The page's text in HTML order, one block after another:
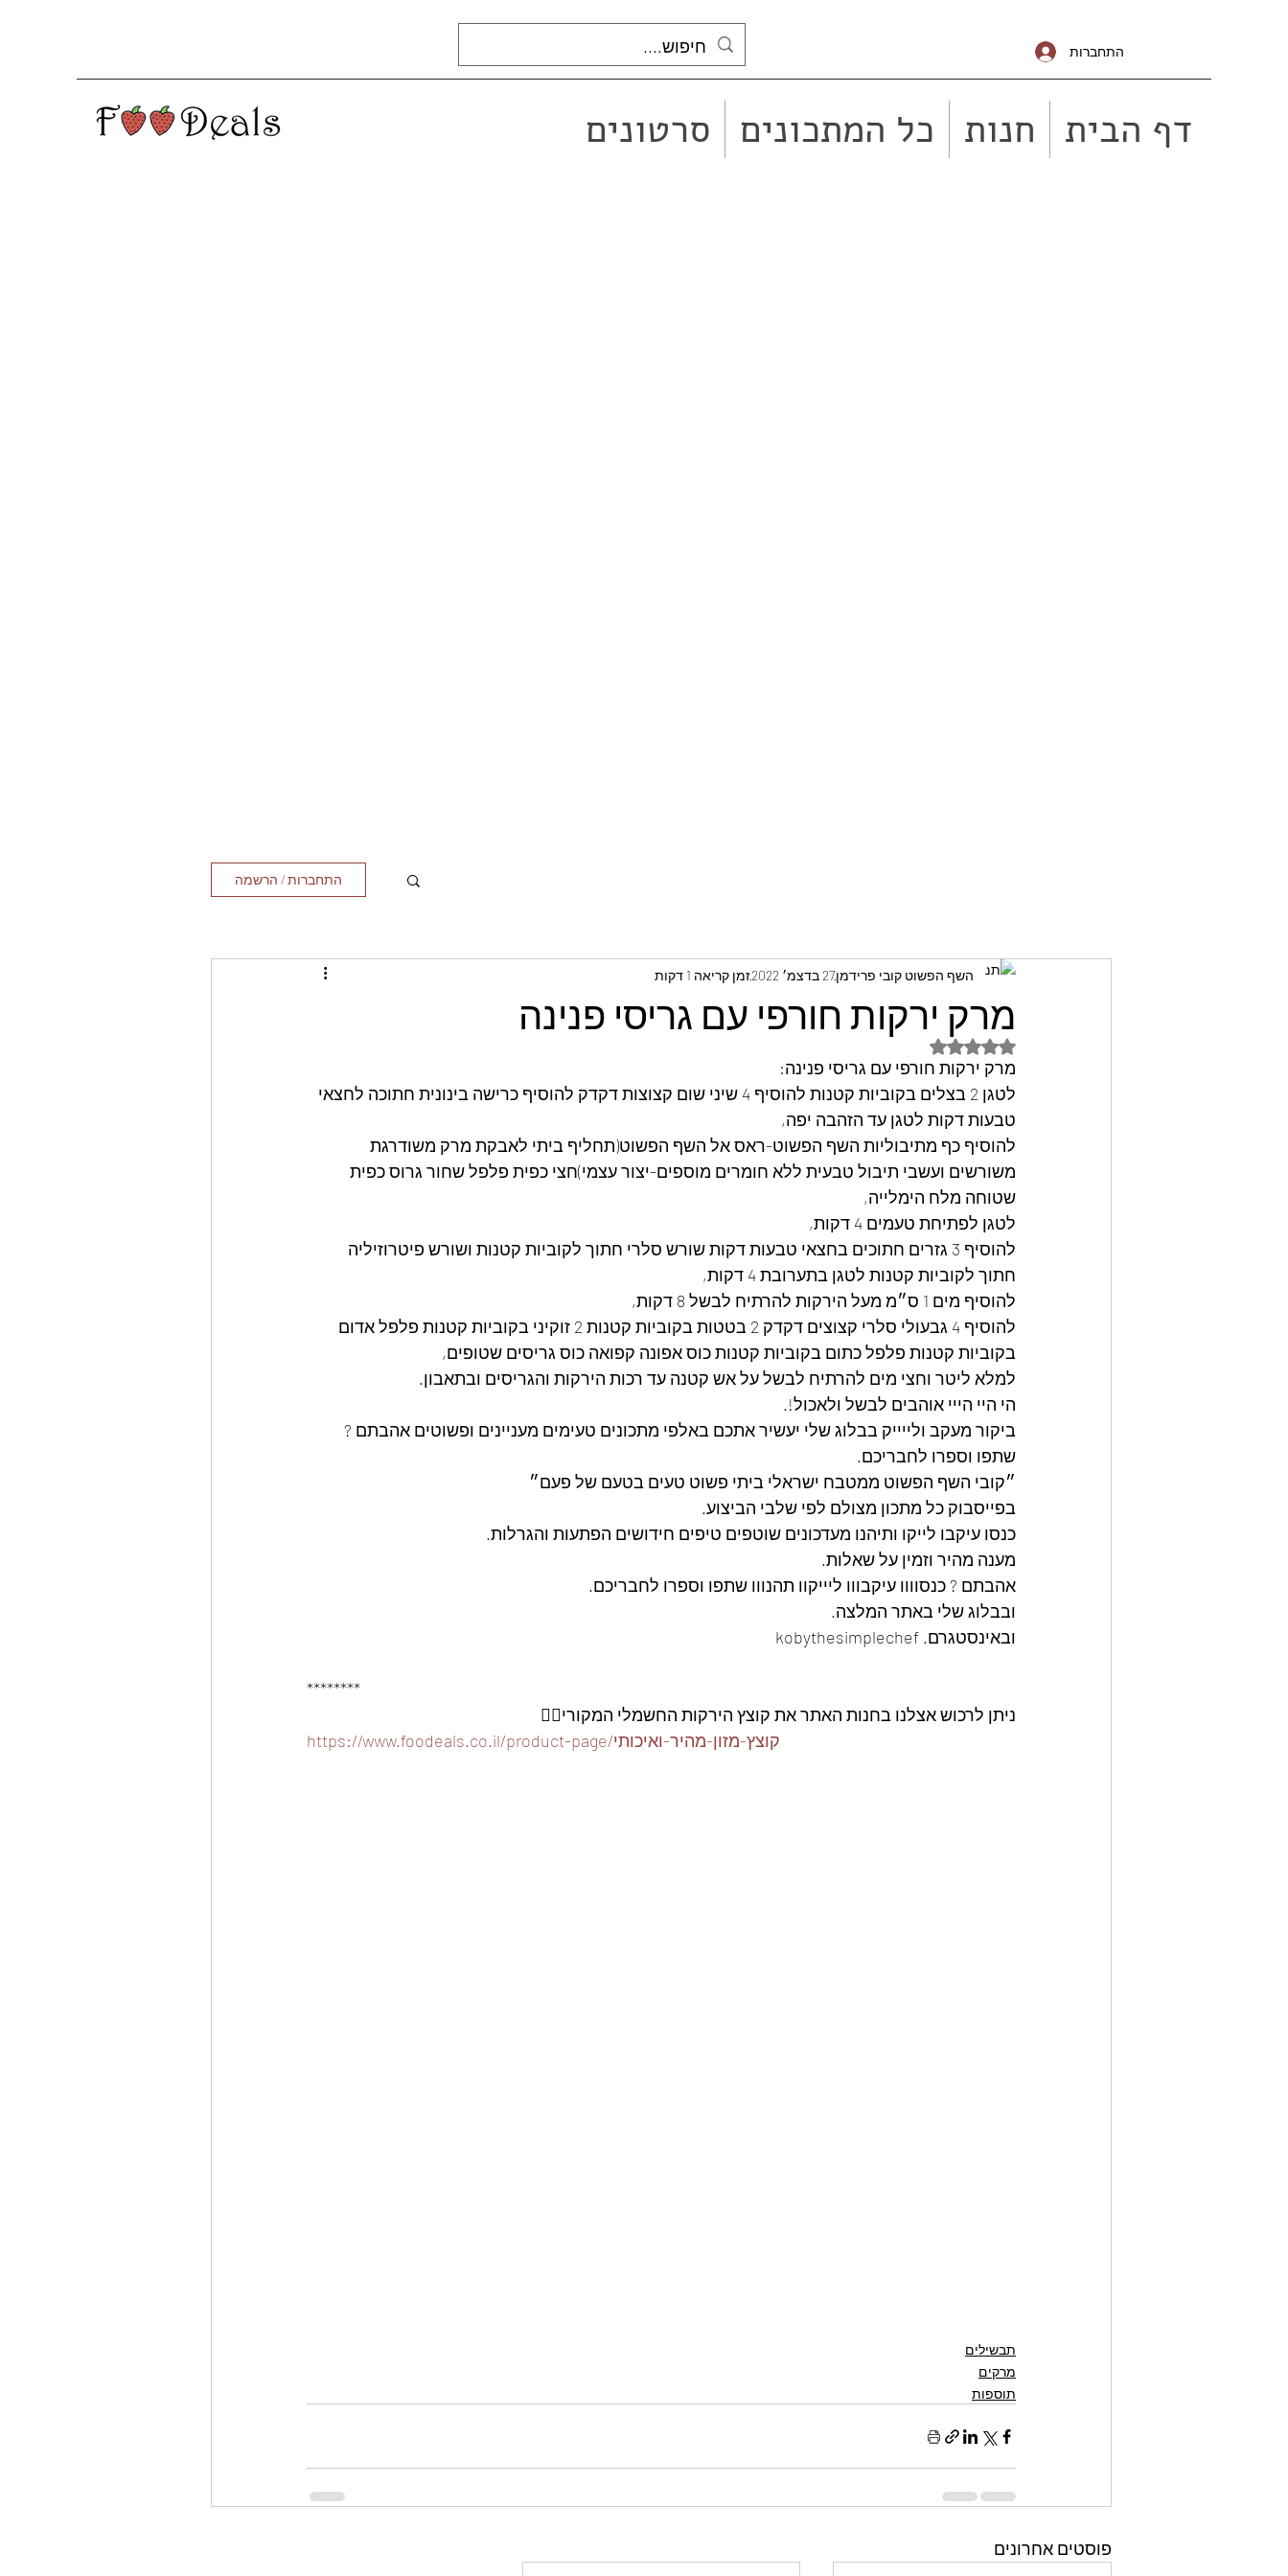
התחברות
דף הבית חנות כל המתכונים סרטונים
התחברות / הרשמה
מרק ירקות חורפי עם גריסי פנינה
השף הפשוט קובי פרידמן27 בדצמ׳ 2022 זמן קריאה 1 דקות
דירוג של NaN מתוך 5 כוכבים
מרק ירקות חורפי עם גריסי פנינה:
לטגן 2 בצלים בקוביות קטנות להוסיף 4 שיני שום קצוצות דקדק להוסיף כרישה בינונית חתוכה לחצאי
טבעות דקות לטגן עד הזהבה יפה,
להוסיף כף מתיבוליות השף הפשוט-ראס אל השף הפשוט(תחליף ביתי לאבקת מרק משודרגת
משורשים ועשבי תיבול טבעית ללא חומרים מוספים-יצור עצמי)חצי כפית פלפל שחור גרוס כפית
שטוחה מלח הימלייה,
לטגן לפתיחת טעמים 4 דקות,
להוסיף 3 גזרים חתוכים בחצאי טבעות דקות שורש סלרי חתוך לקוביות קטנות ושורש פיטרוזיליה
חתוך לקוביות קטנות לטגן בתערובת 4 דקות,
להוסיף מים 1 ס״מ מעל הירקות להרתיח לבשל 8 דקות,
להוסיף 4 גבעולי סלרי קצוצים דקדק 2 בטטות בקוביות קטנות 2 זוקיני בקוביות קטנות פלפל אדום
בקוביות קטנות פלפל כתום בקוביות קטנות כוס אפונה קפואה כוס גריסים שטופים,
למלא ליטר וחצי מים להרתיח לבשל על אש קטנה עד רכות הירקות והגריסים ובתאבון.
הי היי הייי אוהבים לבשל ולאכול!.
ביקור מעקב ולייייק בבלוג שלי יעשיר אתכם באלפי מתכונים טעימים מעניינים ופשוטים אהבתם ?
שתפו וספרו לחבריכם.
״קובי השף הפשוט ממטבח ישראלי ביתי פשוט טעים בטעם של פעם״
בפייסבוק כל מתכון מצולם לפי שלבי הביצוע.
כנסו עיקבו לייקו ותיהנו מעדכונים שוטפים טיפים חידושים הפתעות והגרלות.
מענה מהיר וזמין על שאלות.
אהבתם ? כנסוווו עיקבווו ליייקוו תהנווו שתפו וספרו לחבריכם.
ובבלוג שלי באתר המלצה.
ובאינסטגרם. kobythesimplechef
********
ניתן לרכוש אצלנו בחנות האתר את קוצץ הירקות החשמלי המקורי👇🏽
https://www.foodeals.co.il/product-page/קוצץ-מזון-מהיר-ואיכותי
תבשילים
מרקים
תוספות
פוסטים אחרונים